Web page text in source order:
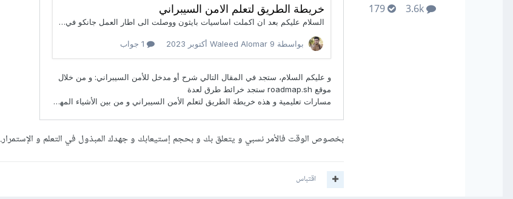
3.6k
179
بخصوص الوقت فالأمر نسبي و يتعلق بك و بحجم إستيعابك و جهدك المبذول في التعلم و الإستمرار.
اقتباس